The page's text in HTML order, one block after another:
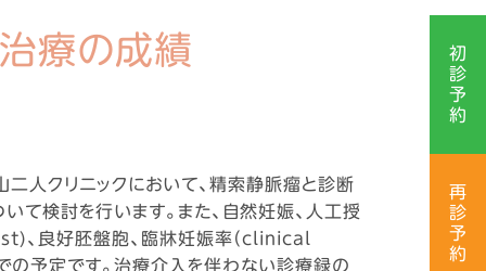
療の成績
クリニックにおいて、精索静脈瘤と診断
て検討を行います。また、自然妊娠、人工授
、良好胚盤胞、臨牀妊娠率（clinical
定です。治療介入を伴わない診療録の
初
診
予
約
再
診
予
約